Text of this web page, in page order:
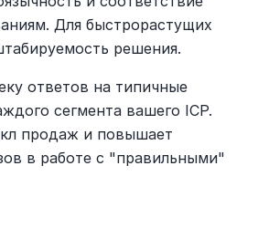
Для быстрорастущих
решения.
ответов на типичные
сегмента вашего ICP.
продаж и повышает
в работе с "правильными"